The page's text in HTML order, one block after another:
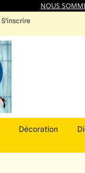
NOUS
S'inscrire
Décoration